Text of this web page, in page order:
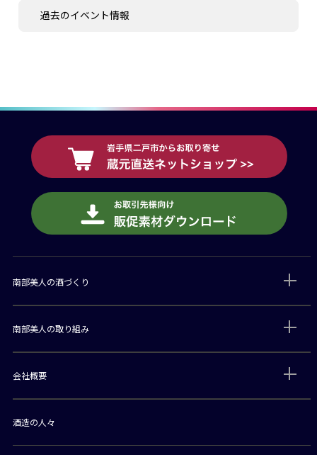
過去のイベント情報
南部美人の酒づくり
南部美人の取り組み
会社概要
酒造の人々